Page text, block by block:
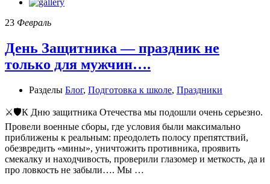
23 Февраль
День Защитника — праздник не
только для мужчин….
Разделы Блог, Подготовка к школе, Праздники
⚔🛡К Дню защитника Отечества мы подошли очень серьезно.
Провели военные сборы, где условия были максимально
приближены к реальным: преодолеть полосу препятствий,
обезвредить «мины», уничтожить противника, проявить
смекалку и находчивость, проверили глазомер и меткость, да и
про ловкость не забыли…. Мы …